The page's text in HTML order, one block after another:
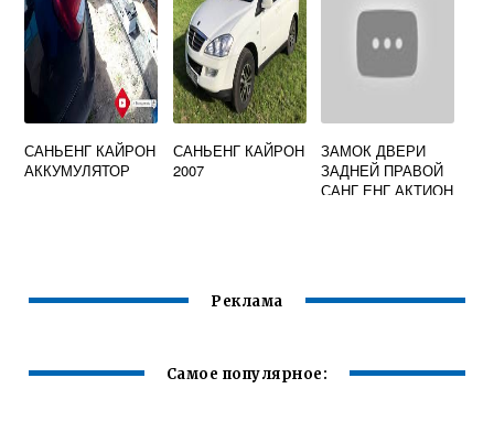
САНЬЕНГ КАЙРОН
АККУМУЛЯТОР
САНЬЕНГ КАЙРОН
2007
ЗАМОК ДВЕРИ
ЗАДНЕЙ ПРАВОЙ
САНГ ЕНГ АКТИОН
Реклама
Самое популярное: